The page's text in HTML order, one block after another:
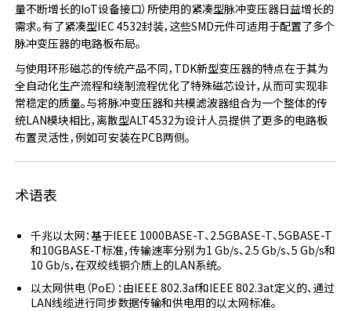
量不断增长的IoT设备接口）所使用的紧凑型脉冲变压器日益增长的
需求。有了紧凑型IEC 4532封装，这些SMD元件可适用于配置了多个
脉冲变压器的电路板布局。
与使用环形磁芯的传统产品不同，TDK新型变压器的特点在于其为
全自动化生产流程和绕制流程优化了特殊磁芯设计，从而可实现非
常稳定的质量。与将脉冲变压器和共模滤波器组合为一个整体的传
统LAN模块相比，离散型ALT4532为设计人员提供了更多的电路板
布置灵活性，例如可安装在PCB两侧。
术语表
千兆以太网：基于IEEE 1000BASE-T、2.5GBASE-T、5GBASE-T
和10GBASE-T标准，传输速率分别为1 Gb/s、2.5 Gb/s、5 Gb/s和
10 Gb/s，在双绞线铜介质上的LAN系统。
以太网供电（PoE）：由IEEE 802.3af和IEEE 802.3at定义的、通过
LAN线缆进行同步数据传输和供电用的以太网标准。